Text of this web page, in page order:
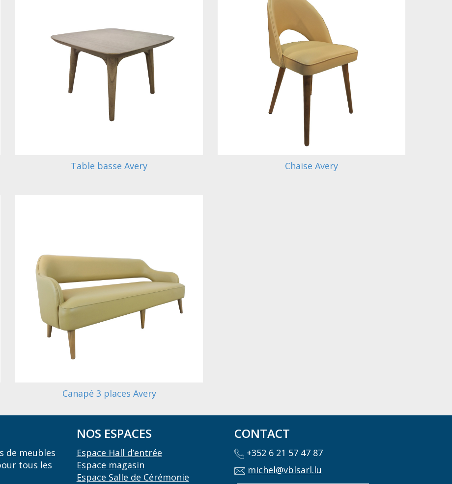
Table basse Avery Chaise Avery
Canapé 3 places Avery
de meubles
tous les
NOS ESPACES
Espace Hall d’entrée
Espace magasin
Espace Salle de Cérémonie
CONTACT
+352 6 21 57 47 87
michel@vblsarl.lu